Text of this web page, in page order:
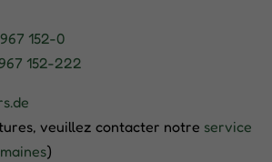
152-0
152-222
veuillez contacter notre service
)